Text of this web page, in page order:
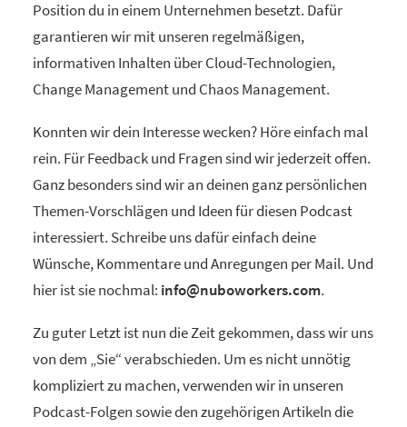
Position du in einem Unternehmen besetzt. Dafür
garantieren wir mit unseren regelmäßigen,
informativen Inhalten über Cloud-Technologien,
Change Management und Chaos Management.
Konnten wir dein Interesse wecken? Höre einfach mal
rein. Für Feedback und Fragen sind wir jederzeit offen.
Ganz besonders sind wir an deinen ganz persönlichen
Themen-Vorschlägen und Ideen für diesen Podcast
interessiert. Schreibe uns dafür einfach deine
Wünsche, Kommentare und Anregungen per Mail. Und
hier ist sie nochmal: info@nuboworkers.com.
Zu guter Letzt ist nun die Zeit gekommen, dass wir uns
von dem „Sie“ verabschieden. Um es nicht unnötig
kompliziert zu machen, verwenden wir in unseren
Podcast-Folgen sowie den zugehörigen Artikeln die